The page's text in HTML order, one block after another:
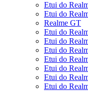
Etui do
Etui do
Realme GT
Etui do
Etui do
Etui do
Etui do
Etui do
Etui do
Etui do